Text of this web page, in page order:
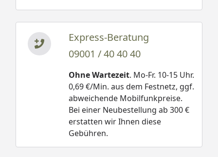
Express-Beratung
09001 / 40 40 40
Ohne Wartezeit. Mo-Fr. 10-15 Uhr.
0,69 €/Min. aus dem Festnetz, ggf.
abweichende Mobilfunkpreise.
Bei einer Neubestellung ab 300 €
erstatten wir Ihnen diese
Gebühren.